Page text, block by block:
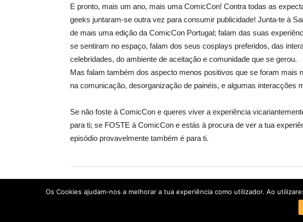
E pronto, mais um ano, mais uma ComicCon! Contra todas as
geeks juntaram-se outra vez para consumir publicidade! Junta-te à
de mais uma edição da ComicCon Portugal; falam das suas
se sentiram no espaço, falam dos seus cosplays preferidos, das
celebridades, do ambiente de aceitação e comunidade que se gerou.
Mas falam também dos aspecto menos positivos que se foram mais
na comunicação, desorganização de painéis, e algumas interacções
Se não foste à ComicCon e queres viver a experiência
para ti; se FOSTE à ComicCon e estás à procura de ver a tua
episódio provavelmente também é para ti.
POLÍTICA
2026 © Todos os
Os Cookies ajudam-nos a melhorar a tua experiência como utilizador. Ao